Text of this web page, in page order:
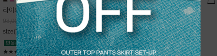
라이트데님 핀턱 스커트
98,000원 68,600원
size(XS,S,M,L)
★★★★★5
블룸 하이넥 니트집업
Sold Out
free(44~66)
★★★★★4.9